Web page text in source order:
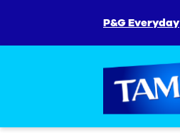
P&G Everyday